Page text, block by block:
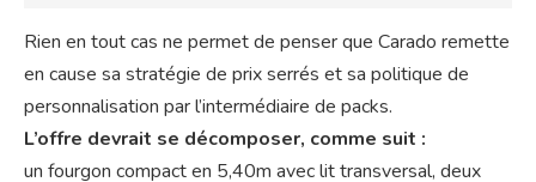
Rien en tout cas ne permet de penser que Carado remette
en cause sa stratégie de prix serrés et sa politique de
personnalisation par l’intermédiaire de packs.
L’offre devrait se décomposer, comme suit :
un fourgon compact en 5,40m avec lit transversal, deux